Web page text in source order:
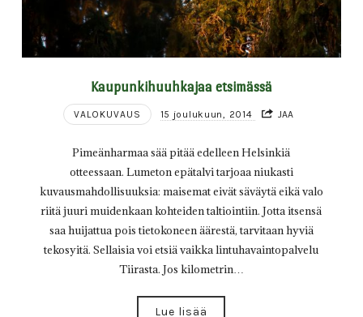
Kaupunkihuuhkajaa etsimässä
VALOKUVAUS 15 joulukuun, 2014 JAA
Pimeänharmaa sää pitää edelleen Helsinkiä
otteessaan. Lumeton epätalvi tarjoaa niukasti
kuvausmahdollisuuksia: maisemat eivät säväytä eikä valo
riitä juuri muidenkaan kohteiden taltiointiin. Jotta itsensä
saa huijattua pois tietokoneen äärestä, tarvitaan hyviä
tekosyitä. Sellaisia voi etsiä vaikka lintuhavaintopalvelu
Tiirasta. Jos kilometrin…
Lue lisää